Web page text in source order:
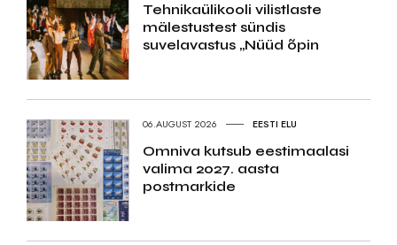
Tehnikaülikooli vilistlaste
mälestustest sündis
suvelavastus „Nüüd õpin
06.AUGUST 2026 EESTI ELU
Omniva kutsub eestimaalasi
valima 2027. aasta
postmarkide